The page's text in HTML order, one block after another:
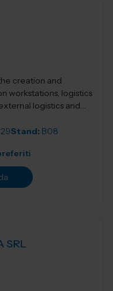
creation and
workstations, logistics
logistics and
Stand: B08
SRL